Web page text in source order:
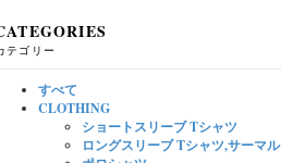
テゴリー
すべて
CLOTHING
ショートスリーブ Tシャツ
ロングスリーブ Tシャツ,サーマル